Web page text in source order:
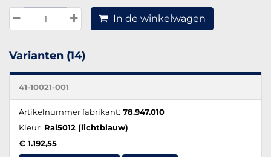
In de winkelwagen
Varianten (14)
41-10021-001
Artikelnummer fabrikant: 78.947.010
Kleur: Ral5012 (lichtblauw)
€ 1.192,55